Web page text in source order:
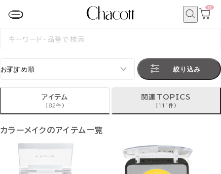
カ
0
検
絞り込み
アイテム
(82件)
関連TOPICS
(111件)
カラーメイクのアイテム一覧